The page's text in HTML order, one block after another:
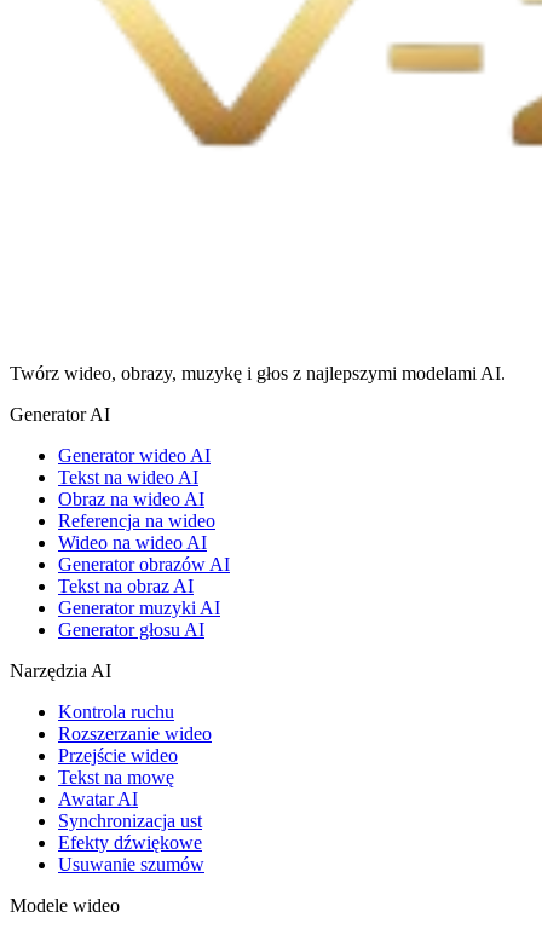
Twórz wideo, obrazy, muzykę i głos z najlepszymi modelami AI.
Generator AI
Generator wideo AI
Tekst na wideo AI
Obraz na wideo AI
Referencja na wideo
Wideo na wideo AI
Generator obrazów AI
Tekst na obraz AI
Generator muzyki AI
Generator głosu AI
Narzędzia AI
Kontrola ruchu
Rozszerzanie wideo
Przejście wideo
Tekst na mowę
Awatar AI
Synchronizacja ust
Efekty dźwiękowe
Usuwanie szumów
Modele wideo